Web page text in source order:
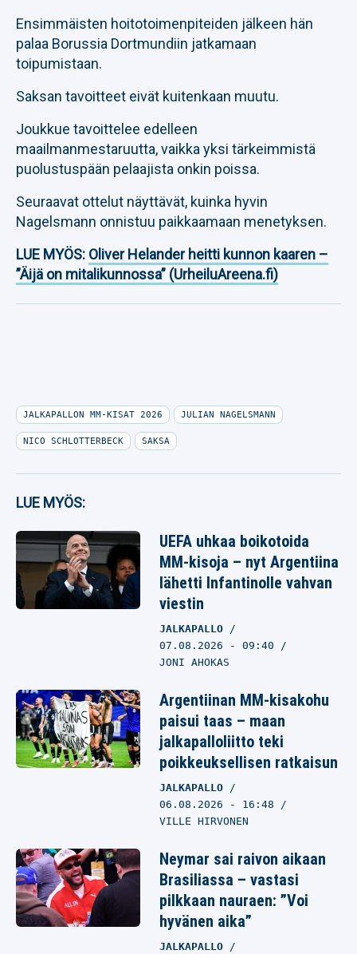
Ensimmäisten hoitotoimenpiteiden jälkeen hän
palaa Borussia Dortmundiin jatkamaan
toipumistaan.
Saksan tavoitteet eivät kuitenkaan muutu.
Joukkue tavoittelee edelleen
maailmanmestaruutta, vaikka yksi tärkeimmistä
puolustuspään pelaajista onkin poissa.
Seuraavat ottelut näyttävät, kuinka hyvin
Nagelsmann onnistuu paikkaamaan menetyksen.
LUE MYÖS: Oliver Helander heitti kunnon kaaren –
”Äijä on mitalikunnossa” (UrheiluAreena.fi)
JALKAPALLON MM-KISAT 2026 JULIAN NAGELSMANN
NICO SCHLOTTERBECK SAKSA
LUE MYÖS:
UEFA uhkaa boikotoida
MM-kisoja – nyt Argentiina
lähetti Infantinolle vahvan
viestin
JALKAPALLO
07.08.2026 - 09:40
JONI AHOKAS
Argentiinan MM-kisakohu
paisui taas – maan
jalkapalloliitto teki
poikkeuksellisen ratkaisun
JALKAPALLO
06.08.2026 - 16:48
VILLE HIRVONEN
Neymar sai raivon aikaan
Brasiliassa – vastasi
pilkkaan nauraen: ”Voi
hyvänen aika”
JALKAPALLO